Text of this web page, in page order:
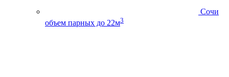
Сочи
объем парных до 22м3